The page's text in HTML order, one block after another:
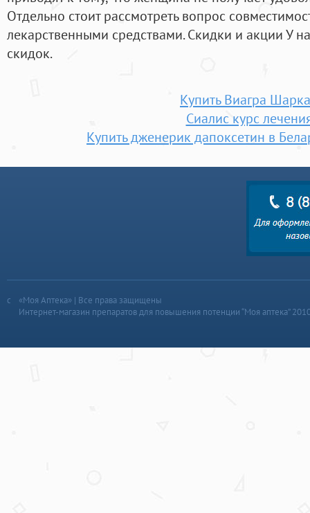
Отдельно стоит рассмотреть вопрос
лекарственными средствами. Скидки и акции У
скидок.
Купить Виагра
Сиалис курс
Купить дженерик дапоксетин в
«Моя Аптека» | Все права защищены
Интернет-магазин препаратов для повышения потенции “Моя аптека”